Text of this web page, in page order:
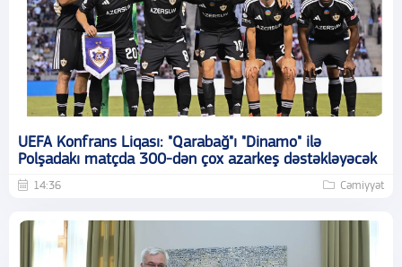
UEFA Konfrans Liqası: "Qarabağ"ı "Dinamo" ilə
Polşadakı matçda 300-dən çox azarkeş dəstəkləyəcək
14:36 Cəmiyyət